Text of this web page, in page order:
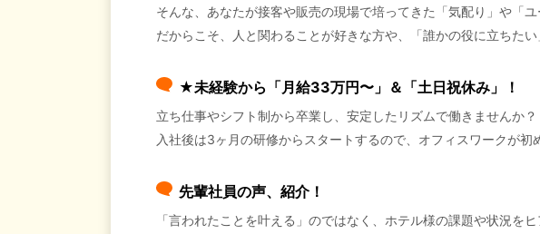
そんな、あなたが接客や販売の現場で培ってきた「気配り」や「
だからこそ、人と関わることが好きな方や、「誰かの役に立ちた
★未経験から「月給33万円〜」＆「土日祝休み」！
立ち仕事やシフト制から卒業し、安定したリズムで働きませんか？
入社後は3ヶ月の研修からスタートするので、オフィスワークが
先輩社員の声、紹介！
「言われたことを叶える」のではなく、ホテル様の課題や状況をヒ